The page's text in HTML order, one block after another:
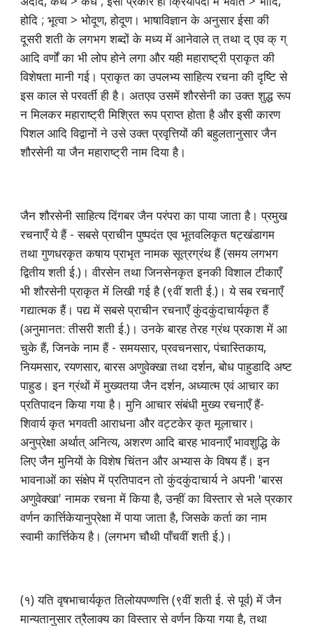
होदि ; भूत्वा > भोदूण, होदूण। भाषाविज्ञान के अनुसार ईसा की
दूसरी शती के लगभग शब्दों के मध्य में आनेवाले त् तथा द् एव क् ग्
आदि वर्णों का भी लोप होने लगा और यही महाराष्ट्री प्राकृत की
विशेषता मानी गई। प्राकृत का उपलभ्य साहित्य रचना की दृष्टि से
इस काल से परवर्ती ही है। अतएव उसमें शौरसेनी का उक्त शुद्ध रूप
न मिलकर महाराष्ट्री मिश्रित रूप प्राप्त होता है और इसी कारण
पिशल आदि विद्वानों ने उसे उक्त प्रवृत्तियों की बहुलतानुसार जैन
शौरसेनी या जैन महाराष्ट्री नाम दिया है।
जैन शौरसेनी साहित्य दिंगबर जैन परंपरा का पाया जाता है। प्रमुख
रचनाएँ ये हैं - सबसे प्राचीन पुष्पदंत एव भूतवलिकृत षट्खंडागम
तथा गुणधरकृत कषाय प्राभृत नामक सूत्रग्रंथ हैं (समय लगभग
द्वितीय शती ई.)। वीरसेन तथा जिनसेनकृत इनकी विशाल टीकाएँ
भी शौरसेनी प्राकृत में लिखी गई है (९वीं शती ई.)। ये सब रचनाएँ
गद्यात्मक हैं। पद्य में सबसे प्राचीन रचनाएँ कुंदकुंदाचार्यकृत हैं
(अनुमानत: तीसरी शती ई.)। उनके बारह तेरह ग्रंथ प्रकाश में आ
चुके हैं, जिनके नाम हैं - समयसार, प्रवचनसार, पंचास्तिकाय,
नियमसार, रयणसार, बारस अणुवेक्खा तथा दर्शन, बोध पाहुडादि अष्ट
पाहुड। इन ग्रंथों में मुख्यतया जैन दर्शन, अध्यात्म एवं आचार का
प्रतिपादन किया गया है। मुनि आचार संबंधी मुख्य रचनाएँ हैं-
शिवार्य कृत भगवती आराधना और वट्टकेर कृत मूलाचार।
अनुप्रेक्षा अर्थात् अनित्य, अशरण आदि बारह भावनाएँ भावशुद्धि के
लिए जैन मुनियों के विशेष चिंतन और अभ्यास के विषय हैं। इन
भावनाओं का संक्षेप में प्रतिपादन तो कुंदकुंदाचार्य ने अपनी 'बारस
अणुवेक्खा' नामक रचना में किया है, उन्हीं का विस्तार से भले प्रकार
वर्णन कार्त्तिकेयानुप्रेक्षा में पाया जाता है, जिसके कर्ता का नाम
स्वामी कार्त्तिकेय है। (लगभग चौथी पाँचवीं शती ई.)।
(१) यति वृषभाचार्यकृत तिलोयपण्णत्ति (९वीं शती ई. से पूर्व) में जैन
मान्यतानुसार त्रैलाक्य का विस्तार से वर्णन किया गया है, तथा